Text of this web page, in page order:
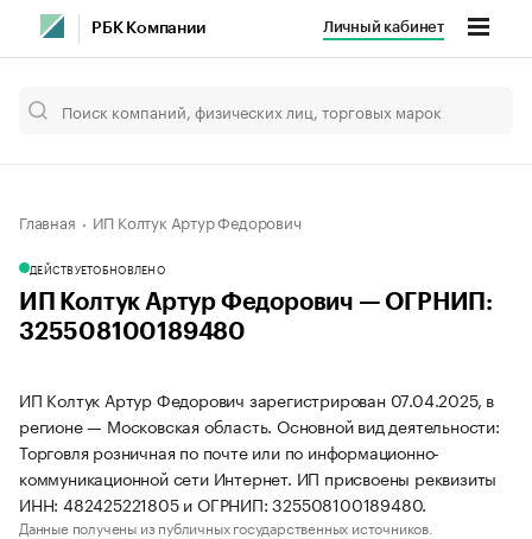
РБК Компании Личный кабинет
Главная ИП Колтук Артур Федорович
ДЕЙСТВУЕТОБНОВЛЕНО
ИП Колтук Артур Федорович — ОГРНИП:
325508100189480
ИП Колтук Артур Федорович зарегистрирован 07.04.2025, в
регионе — Московская область. Основной вид деятельности:
Торговля розничная по почте или по информационно-
коммуникационной сети Интернет. ИП присвоены реквизиты
ИНН: 482425221805 и ОГРНИП: 325508100189480.
Данные получены из публичных государственных источников.